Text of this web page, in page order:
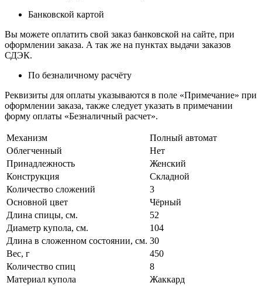
Банковской картой
Вы можете оплатить свой заказ банковской на сайте, при
оформлении заказа. А так же на пунктах выдачи заказов
СДЭК.
По безналичному расчёту
Реквизиты для оплаты указываются в поле «Примечание» при
оформлении заказа, также следует указать в примечании
форму оплаты «Безналичный расчет».
Механизм
Полный автомат
Облегченный
Нет
Принадлежность
Женский
Конструкция
Складной
Количество сложений
3
Основной цвет
Чёрный
Длина спицы, см.
52
Диаметр купола, см.
104
Длина в сложенном состоянии, см. 30
Вес, г
450
Количество спиц
8
Материал купола
Жаккард